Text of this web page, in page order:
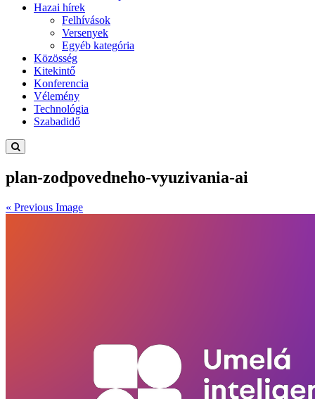
Hazai hírek
Felhívások
Versenyek
Egyéb kategória
Közösség
Kitekintő
Konferencia
Vélemény
Technológia
Szabadidő
plan-zodpovedneho-vyuzivania-ai
« Previous Image